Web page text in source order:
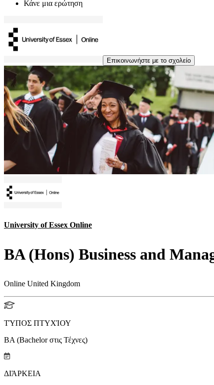
Κάνε μια ερώτηση
Επικοινωνήστε με το σχολείο
University of Essex Online
BA (Hons) Business and
Online United Kingdom
ΤΎΠΟΣ ΠΤΥΧΊΟΥ
BA (Bachelor στις Τέχνες)
ΔΙΆΡΚΕΙΑ